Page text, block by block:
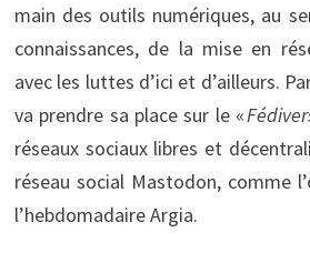
main des outils numériques, au
connaissances, de la mise en
avec les luttes d’ici et d’ailleurs.
va prendre sa place sur le «
réseaux sociaux libres et
réseau social Mastodon, comme
l’hebdomadaire Argia.